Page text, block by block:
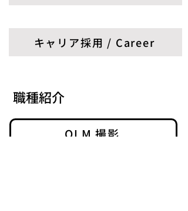
キャリア採用 / Career
職種紹介
OLM 撮影